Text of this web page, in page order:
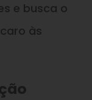
e busca o
às